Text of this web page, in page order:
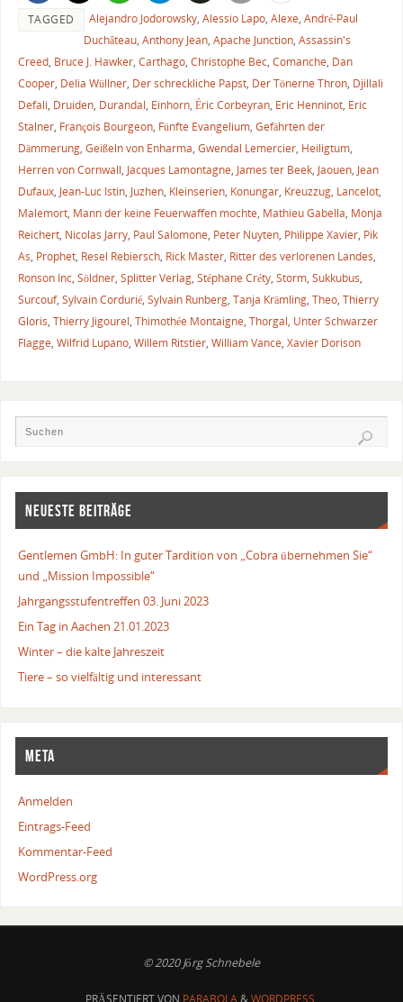
TAGGED Alejandro Jodorowsky, Alessio Lapo, Alexe, André-Paul
Duchâteau, Anthony Jean, Apache Junction, Assassin's
Creed, Bruce J. Hawker, Carthago, Christophe Bec, Comanche, Dan
Cooper, Delia Wüllner, Der schreckliche Papst, Der Tönerne Thron, Djillali
Defali, Druiden, Durandal, Einhorn, Éric Corbeyran, Eric Henninot, Eric
Stalner, François Bourgeon, Fünfte Evangelium, Gefährten der
Dämmerung, Geißeln von Enharma, Gwendal Lemercier, Heiligtum,
Herren von Cornwall, Jacques Lamontagne, James ter Beek, Jaouen, Jean
Dufaux, Jean-Luc Istin, Juzhen, Kleinserien, Konungar, Kreuzzug, Lancelot,
Malemort, Mann der keine Feuerwaffen mochte, Mathieu Gabella, Monja
Reichert, Nicolas Jarry, Paul Salomone, Peter Nuyten, Philippe Xavier, Pik
As, Prophet, Resel Rebiersch, Rick Master, Ritter des verlorenen Landes,
Ronson Inc, Söldner, Splitter Verlag, Stéphane Créty, Storm, Sukkubus,
Surcouf, Sylvain Cordurié, Sylvain Runberg, Tanja Krämling, Theo, Thierry
Gloris, Thierry Jigourel, Thimothée Montaigne, Thorgal, Unter Schwarzer
Flagge, Wilfrid Lupano, Willem Ritstier, William Vance, Xavier Dorison
NEUESTE BEITRÄGE
Gentlemen GmbH: In guter Tardition von „Cobra übernehmen Sie“
und „Mission Impossible“
Jahrgangsstufentreffen 03. Juni 2023
Ein Tag in Aachen 21.01.2023
Winter – die kalte Jahreszeit
Tiere – so vielfältig und interessant
META
Anmelden
Eintrags-Feed
Kommentar-Feed
WordPress.org
© 2020 Jörg Schnebele
PRÄSENTIERT VON PARABOLA & WORDPRESS.